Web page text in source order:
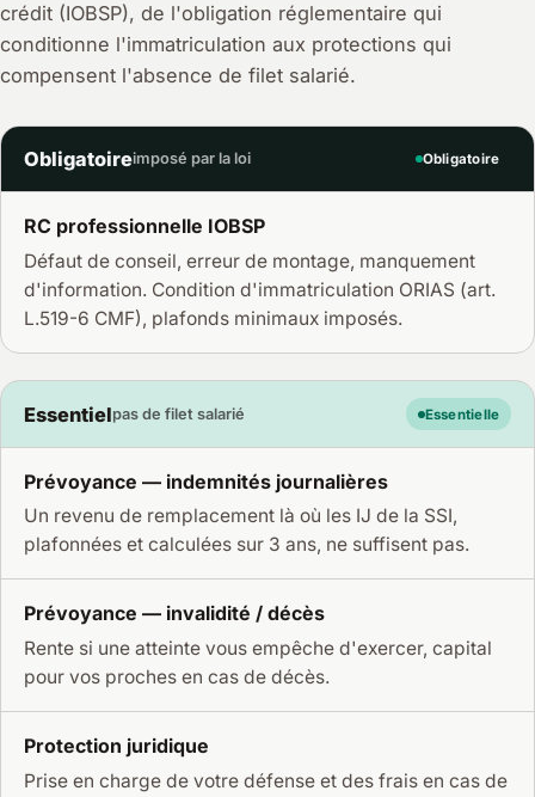
crédit (IOBSP), de l'obligation réglementaire qui
conditionne l'immatriculation aux protections qui
compensent l'absence de filet salarié.
Obligatoireimposé par la loi Obligatoire
RC professionnelle IOBSP
Défaut de conseil, erreur de montage, manquement
d'information. Condition d'immatriculation ORIAS (art.
L.519-6 CMF), plafonds minimaux imposés.
Essentielpas de filet salarié Essentielle
Prévoyance — indemnités journalières
Un revenu de remplacement là où les IJ de la SSI,
plafonnées et calculées sur 3 ans, ne suffisent pas.
Prévoyance — invalidité / décès
Rente si une atteinte vous empêche d'exercer, capital
pour vos proches en cas de décès.
Protection juridique
Prise en charge de votre défense et des frais en cas de